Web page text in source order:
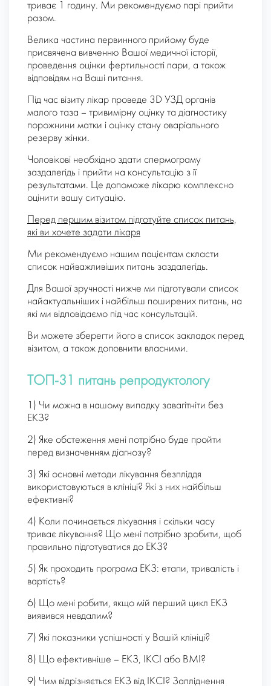
триває 1 годину. Ми рекомендуємо парі прийти
разом.
Велика частина первинного прийому буде
присвячена вивченню Вашої медичної історії,
проведення оцінки фертильності пари, а також
відповідям на Ваші питання.
Під час візиту лікар проведе 3D УЗД органів
малого таза – тривимірну оцінку та діагностику
порожнини матки і оцінку стану оваріального
резерву жінки.
Чоловікові необхідно здати спермограму
заздалегідь і прийти на консультацію з її
результатами. Це допоможе лікарю комплексно
оцінити вашу ситуацію.
Перед першим візитом підготуйте список питань,
які ви хочете задати лікаря
Ми рекомендуємо нашим пацієнтам скласти
список найважливіших питань заздалегідь.
Для Вашої зручності нижче ми підготували список
найактуальніших і найбільш поширених питань, на
які ми відповідаємо під час консультацій.
Ви можете зберегти його в список закладок перед
візитом, а також доповнити власними.
ТОП-31 питань репродуктологу
1) Чи можна в нашому випадку завагітніти без
ЕКЗ?
2) Яке обстеження мені потрібно буде пройти
перед визначенням діагнозу?
3) Які основні методи лікування безпліддя
використовуються в клініці? Які з них найбільш
ефективні?
4) Коли починається лікування і скільки часу
триває лікування? Що мені потрібно зробити, щоб
правильно підготуватися до ЕКЗ?
5) Як проходить програма ЕКЗ: етапи, тривалість і
вартість?
6) Що мені робити, якщо мій перший цикл ЕКЗ
виявився невдалим?
7) Які показники успішності у Вашій клініці?
8) Що ефективніше – ЕКЗ, ІКСІ або ВМІ?
9) Чим відрізняється ЕКЗ від ІКСІ? Запліднення